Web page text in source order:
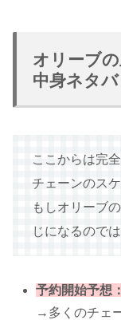
オリーブ
中身ネタバ
ここからは完
チェーンのス
もしオリーブ
じになるので
予約開始予想
→多くのチェ